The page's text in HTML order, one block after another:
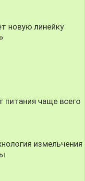
новую линейку
чаще всего
измельчения